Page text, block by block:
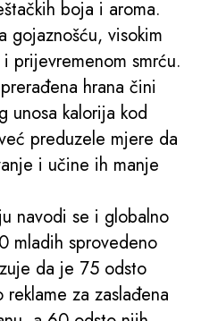
boja i aroma.
gojaznošću, visokim
prijevremenom smrću.
hrana čini
unosa kalorija kod
preduzele mjere da
i učine ih manje
navodi se i globalno
mladih sprovedeno
da je 75 odsto
za zaslađena